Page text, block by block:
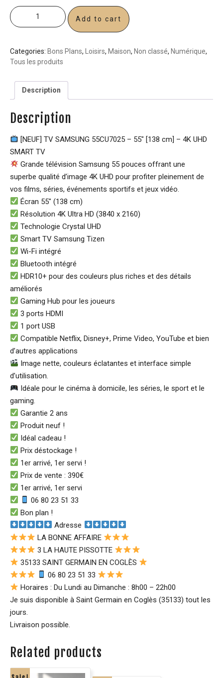
Add to cart
Categories: Bons Plans, Loisirs, Maison, Non classé, Numérique,
Tous les produits
Description
Description
[NEUF] TV SAMSUNG 55CU7025 – 55″ [138 cm] – 4K UHD
SMART TV
Grande télévision Samsung 55 pouces offrant une
superbe qualité d’image 4K UHD pour profiter pleinement de
vos films, séries, événements sportifs et jeux vidéo.
Écran 55″ (138 cm)
Résolution 4K Ultra HD (3840 x 2160)
Technologie Crystal UHD
Smart TV Samsung Tizen
Wi-Fi intégré
Bluetooth intégré
HDR10+ pour des couleurs plus riches et des détails
améliorés
Gaming Hub pour les joueurs
3 ports HDMI
1 port USB
Compatible Netflix, Disney+, Prime Video, YouTube et bien
d’autres applications
Image nette, couleurs éclatantes et interface simple
d’utilisation.
Idéale pour le cinéma à domicile, les séries, le sport et le
gaming.
Garantie 2 ans
Produit neuf !
Idéal cadeau !
Prix déstockage !
1er arrivé, 1er servi !
Prix de vente : 390€
1er arrivé, 1er servi
06 80 23 51 33
Bon plan !
Adresse
LA BONNE AFFAIRE
3 LA HAUTE PISSOTTE
35133 SAINT GERMAIN EN COGLÈS
06 80 23 51 33
Horaires : Du Lundi au Dimanche : 8h00 – 22h00
Je suis disponible à Saint Germain en Coglès (35133) tout les
jours.
Livraison possible.
Related products